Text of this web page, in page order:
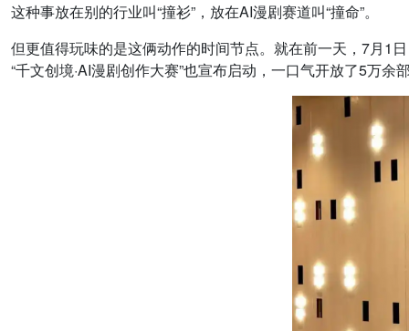
这种事放在别的行业叫“撞衫”，放在AI漫剧赛道叫“撞命”。
但更值得玩味的是这俩动作的时间节点。就在前一天，7月1
“千文创境·AI漫剧创作大赛”也宣布启动，一口气开放了5万余